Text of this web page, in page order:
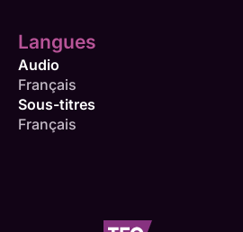
Langues
Audio
Français
Sous-titres
Français